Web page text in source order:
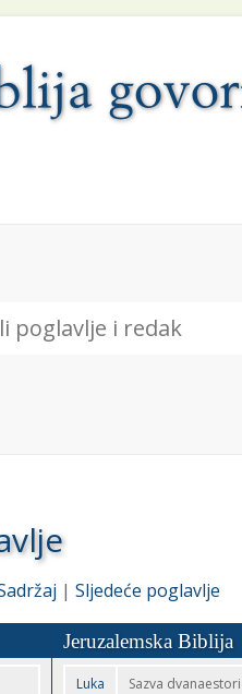
|Sljedeće poglavlje
Jeruzalemska Biblija
Luka
Sazva